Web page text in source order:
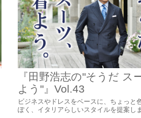
『田野浩志の"そうだ ス
よう"』Vol.43
ビジネスやドレスをベースに、ちょっと
ぽく、イタリアらしいスタイルを提案し